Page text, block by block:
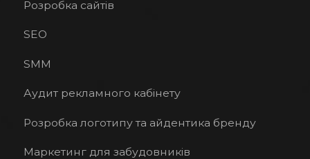
Розробка сайтів
SEO
SMM
Аудит рекламного кабінету
Розробка логотипу та айдентика бренду
Маркетинг для забудовників